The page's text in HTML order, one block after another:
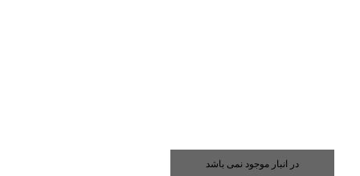
در انبار موجود نمی باشد